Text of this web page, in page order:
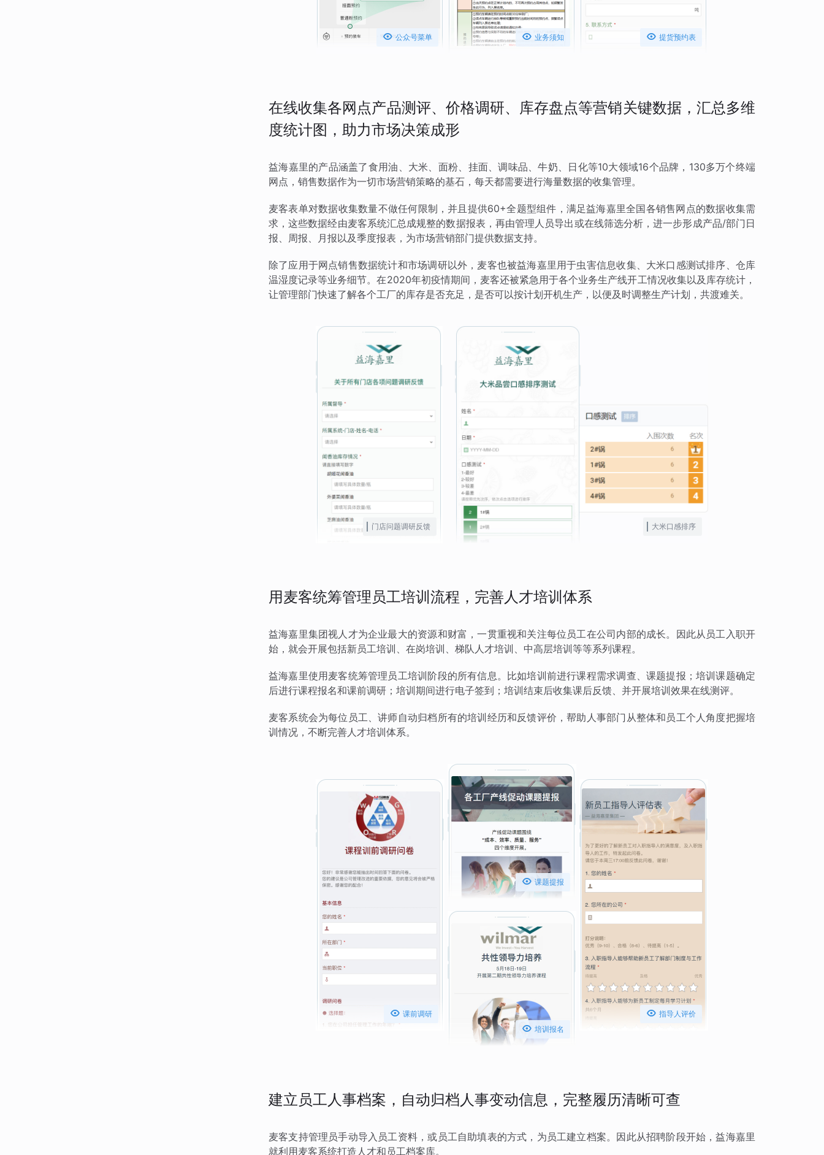
 公众号菜单  业务须知  提货预约表
在线收集各网点产品测评、价格调研、库存盘点等营销关键数据，汇总多维
度统计图，助力市场决策成形
益海嘉里的产品涵盖了食用油、大米、面粉、挂面、调味品、牛奶、日化等10大领域16个品牌，130多万个终端
网点，销售数据作为一切市场营销策略的基石，每天都需要进行海量数据的收集管理。
麦客表单对数据收集数量不做任何限制，并且提供60+全题型组件，满足益海嘉里全国各销售网点的数据收集需
求，这些数据经由麦客系统汇总成规整的数据报表，再由管理人员导出或在线筛选分析，进一步形成产品/部门日
报、周报、月报以及季度报表，为市场营销部门提供数据支持。
除了应用于网点销售数据统计和市场调研以外，麦客也被益海嘉里用于虫害信息收集、大米口感测试排序、仓库
温湿度记录等业务细节。在2020年初疫情期间，麦客还被紧急用于各个业务生产线开工情况收集以及库存统计，
让管理部门快速了解各个工厂的库存是否充足，是否可以按计划开机生产，以便及时调整生产计划，共渡难关。
门店问题调研反馈 大米口感排序
用麦客统筹管理员工培训流程，完善人才培训体系
益海嘉里集团视人才为企业最大的资源和财富，一贯重视和关注每位员工在公司内部的成长。因此从员工入职开
始，就会开展包括新员工培训、在岗培训、梯队人才培训、中高层培训等等系列课程。
益海嘉里使用麦客统筹管理员工培训阶段的所有信息。比如培训前进行课程需求调查、课题提报；培训课题确定
后进行课程报名和课前调研；培训期间进行电子签到；培训结束后收集课后反馈、并开展培训效果在线测评。
麦客系统会为每位员工、讲师自动归档所有的培训经历和反馈评价，帮助人事部门从整体和员工个人角度把握培
训情况，不断完善人才培训体系。
 课前调研
 课题提报
 培训报名
 指导人评价
建立员工人事档案，自动归档人事变动信息，完整履历清晰可查
麦客支持管理员手动导入员工资料，或员工自助填表的方式，为员工建立档案。因此从招聘阶段开始，益海嘉里
就利用麦客系统打造人才和员工档案库。